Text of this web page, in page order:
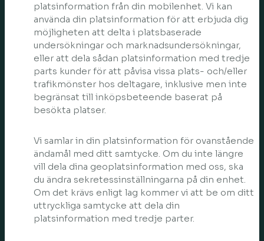
platsinformation från din mobilenhet. Vi kan
använda din platsinformation för att erbjuda dig
möjligheten att delta i platsbaserade
undersökningar och marknadsundersökningar,
eller att dela sådan platsinformation med tredje
parts kunder för att påvisa vissa plats- och/eller
trafikmönster hos deltagare, inklusive men inte
begränsat till inköpsbeteende baserat på
besökta platser.
Vi samlar in din platsinformation för ovanstående
ändamål med ditt samtycke. Om du inte längre
vill dela dina geoplatsinformation med oss, ska
du ändra sekretessinställningarna på din enhet.
Om det krävs enligt lag kommer vi att be om ditt
uttryckliga samtycke att dela din
platsinformation med tredje parter.